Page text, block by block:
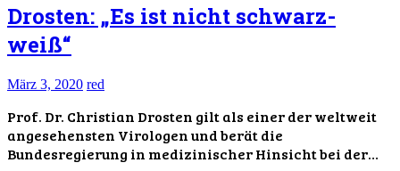
Drosten: „Es ist nicht schwarz-
weiß“
März 3, 2020 red
Prof. Dr. Christian Drosten gilt als einer der weltweit
angesehensten Virologen und berät die
Bundesregierung in medizinischer Hinsicht bei der…